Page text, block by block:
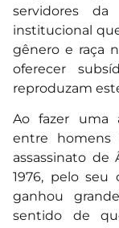
servidores
institucional
gênero e raça
oferecer
reproduzam
Ao fazer uma
entre
assassinato
1976, pelo seu
ganhou
sentido de